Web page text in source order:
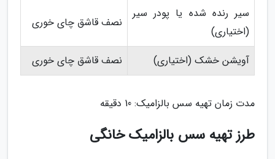
سیر رنده شده یا پودر سیر
(اختیاری)
نصف قاشق چای خوری
آویشن خشک (اختیاری) نصف قاشق چای خوری
مدت زمان تهیه سس بالزامیک: 10 دقیقه
طرز تهیه سس بالزامیک خانگی